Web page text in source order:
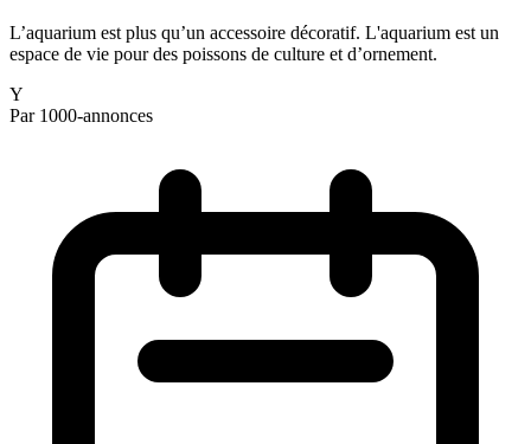
L’aquarium est plus qu’un accessoire décoratif. L'aquarium est un
espace de vie pour des poissons de culture et d’ornement.
Y
Par 1000-annonces